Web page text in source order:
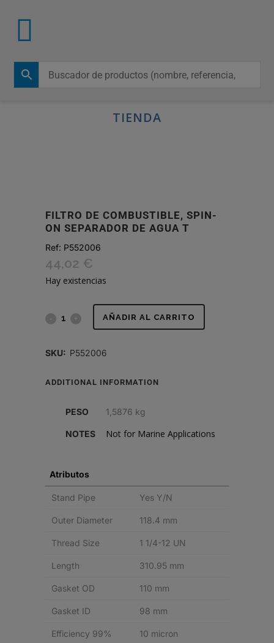
TIENDA
FILTRO DE COMBUSTIBLE, SPIN-
ON SEPARADOR DE AGUA T
Ref: P552006
44,02 €
Hay existencias
FILTRO
SPIN-
SEPARADOR
AGUA
quantity
AÑADIR AL CARRITO
SKU: P552006
ADDITIONAL INFORMATION
PESO 1,5876 kg
NOTES Not for Marine Applications
Atributos
Stand Pipe Yes Y/N
Outer Diameter 118.4 mm
Thread Size 1 1/4-12 UN
Length 310.95 mm
Gasket OD 110 mm
Gasket ID 98 mm
Efficiency 99% 10 micron